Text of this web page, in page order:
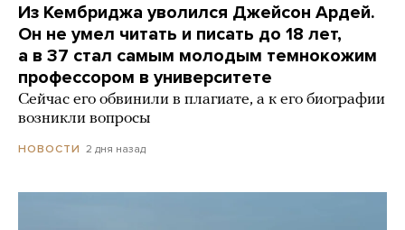
Из Кембриджа уволился Джейсон Ардей.
Он не умел читать и писать до 18 лет,
а в 37 стал самым молодым темнокожим
профессором в университете
Сейчас его обвинили в плагиате, а к его биографии
возникли вопросы
НОВОСТИ 2 дня назад